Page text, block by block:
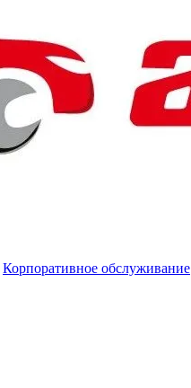
Корпоративное обслуживание